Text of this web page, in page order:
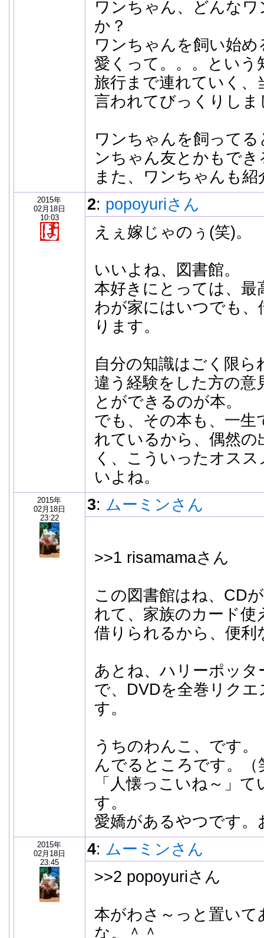
ワンちゃん、どんな
か？
ワンちゃんを飼い始
愛くって。。。という
旅行まで連れていく、
言われてびっくりしま
ワンちゃんを飼って
ンちゃん友とかもでき
また、ワンちゃんも
2015年
02月18日
10:03
2: popoyuriさん
えぇ嫁じゃのぅ(笑)。
いいよね、図書館。
本好きにとっては、最
わが家にはいつでも
ります。
自分の知識はごく限ら
違う経験をした方の意
とができるのが本。
でも、その本も、一生
れているから、偶然の
く、こういったオス
いよね。
2015年
02月18日
23:22
3: ムーミンさん
>>1 risamamaさん
この図書館はね、CD
れて、家族のカード使
借りられるから、便利
あとね、ハリーポッ
で、DVDを全巻リク
す。
うちのわんこ、です
んでるところです。（
「人懐っこいね～」
す。
愛嬌があるやつです
2015年
02月18日
23:45
4: ムーミンさん
>>2 popoyuriさん
本がわさ～っと置いて
な。＾＾